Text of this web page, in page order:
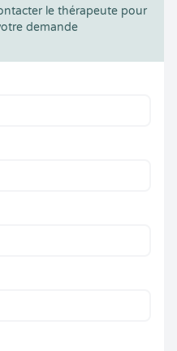
le thérapeute pour
demande